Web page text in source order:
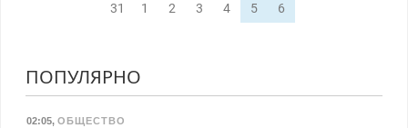
31
1 2 3 4 5 6
ПОПУЛЯРНО
02:05, ОБЩЕСТВО